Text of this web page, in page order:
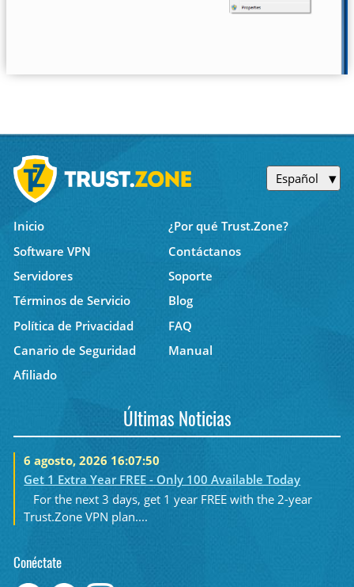
Español
Inicio
¿Por qué Trust.Zone?
Software VPN
Contáctanos
Servidores
Soporte
Términos de Servicio
Blog
Política de Privacidad
FAQ
Canario de Seguridad
Manual
Afiliado
Últimas Noticias
6 agosto, 2026 16:07:50
Get 1 Extra Year FREE - Only 100 Available Today
For the next 3 days, get 1 year FREE with the 2-year
Trust.Zone VPN plan....
Conéctate